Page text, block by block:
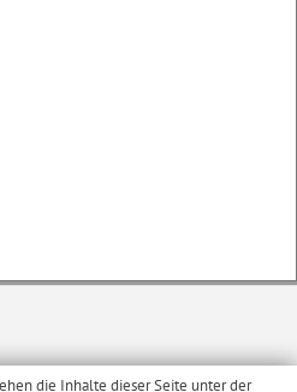
die Inhalte dieser Seite unter der